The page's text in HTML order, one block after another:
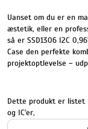
Uanset om du er en
æstetik, eller en
så er SSD1306 I2C
Case den perfekte
projektoptlevelse –
Dette produkt er listet
og IC'er,